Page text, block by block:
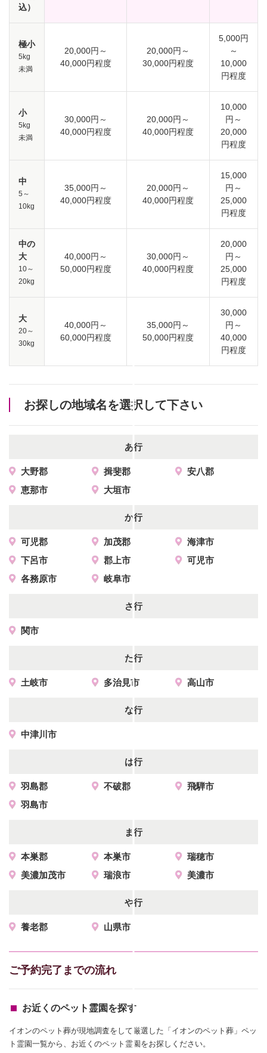
込）
極小
5kg
未満
20,000円～
40,000円程度
20,000円～
30,000円程度
5,000円
～
10,000
円程度
小
5kg
未満
30,000円～
40,000円程度
20,000円～
40,000円程度
10,000
円～
20,000
円程度
中
5～
10kg
35,000円～
40,000円程度
20,000円～
40,000円程度
15,000
円～
25,000
円程度
中の
大
10～
20kg
40,000円～
50,000円程度
30,000円～
40,000円程度
20,000
円～
25,000
円程度
大
20～
30kg
40,000円～
60,000円程度
35,000円～
50,000円程度
30,000
円～
40,000
円程度
お探しの地域名を選択して下さい
あ行
大野郡 揖斐郡
安八郡
恵那市
大垣市
か行
可児郡 加茂郡
海津市
下呂市
郡上市
可児市
各務原市
岐阜市
さ行
関市
た行
土岐市 多治見市 高山市
な行
中津川市
は行
羽島郡 不破郡
飛騨市
羽島市
ま行
本巣郡 本巣市
瑞穂市
美濃加茂市
瑞浪市 美濃市
や行
養老郡 山県市
ご予約完了までの流れ
お近くのペット霊園を探す
イオンのペット葬が現地調査をして厳選した「イオンのペット葬」ペッ
ト霊園一覧から、お近くのペット霊園をお探しください。